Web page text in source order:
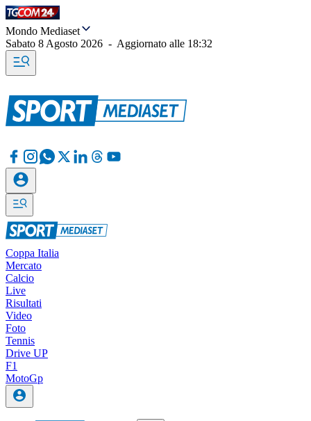
Mondo Mediaset
Sabato 8 Agosto 2026 - Aggiornato alle 18:32
Coppa Italia
Mercato
Calcio
Live
Risultati
Video
Foto
Tennis
Drive UP
F1
MotoGp